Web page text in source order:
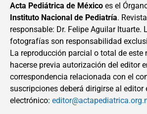
Acta Pediátrica de México es el
Instituto Nacional de Pediatría.
responsable: Dr. Felipe Aguilar Ituarte.
fotografías son responsabilidad
La reproducción parcial o total de este
hacerse previa autorización del editor
correspondencia relacionada con el
suscripciones deberá dirigirse al editor
electrónico: